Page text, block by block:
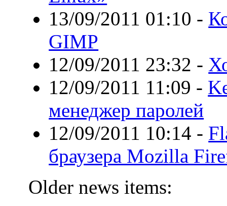
13/09/2011 01:10 -
GIMP
12/09/2011 23:32 -
12/09/2011 11:09 -
менеджер паролей
12/09/2011 10:14 -
браузера Mozilla
Older news items: